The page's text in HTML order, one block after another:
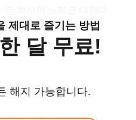
제대로 즐기는 방법
달 무료!
해지 가능합니다.